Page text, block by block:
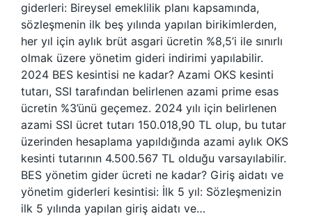
giderleri: Bireysel emeklilik planı kapsamında,
sözleşmenin ilk beş yılında yapılan birikimlerden,
her yıl için aylık brüt asgari ücretin %8,5’i ile sınırlı
olmak üzere yönetim gideri indirimi yapılabilir.
2024 BES kesintisi ne kadar? Azami OKS kesinti
tutarı, SSI tarafından belirlenen azami prime esas
ücretin %3’ünü geçemez. 2024 yılı için belirlenen
azami SSI ücret tutarı 150.018,90 TL olup, bu tutar
üzerinden hesaplama yapıldığında azami aylık OKS
kesinti tutarının 4.500.567 TL olduğu varsayılabilir.
BES yönetim gider ücreti ne kadar? Giriş aidatı ve
yönetim giderleri kesintisi: İlk 5 yıl: Sözleşmenizin
ilk 5 yılında yapılan giriş aidatı ve…